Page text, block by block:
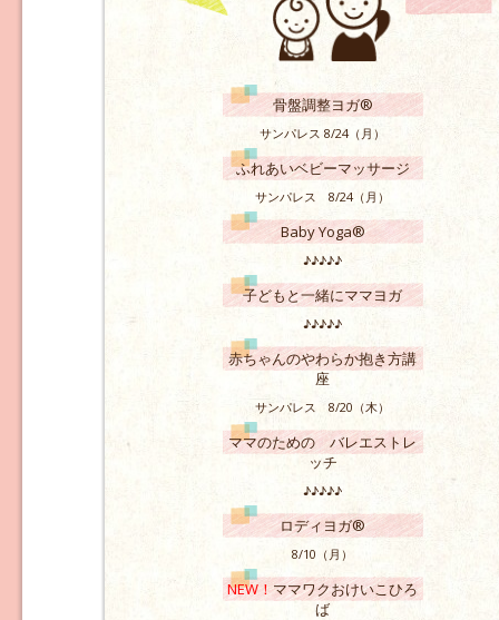
骨盤調整ヨガ®
サンパレス 8/24（月）
ふれあいベビーマッサージ
サンパレス 8/24（月）
Baby Yoga®
♪♪♪♪♪
子どもと一緒にママヨガ
♪♪♪♪♪
赤ちゃんのやわらか抱き方講
座
サンパレス 8/20（木）
ママのための バレエストレ
ッチ
♪♪♪♪♪
ロディヨガ®
8/10（月）
NEW！ママワクおけいこひろ
ば